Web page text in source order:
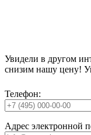
Увидели в другом
снизим нашу цену!
Телефон:
Адрес электронной